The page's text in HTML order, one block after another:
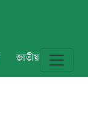
জাতীয় বিশ্ব